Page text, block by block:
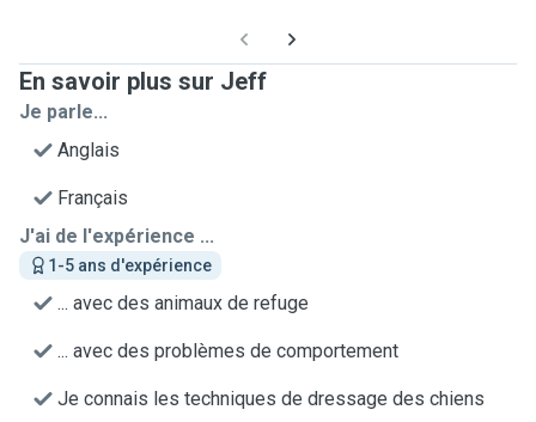
En savoir plus sur Jeff
Je parle...
Anglais
Français
J'ai de l'expérience ...
1-5 ans d'expérience
... avec des animaux de refuge
... avec des problèmes de comportement
Je connais les techniques de dressage des chiens